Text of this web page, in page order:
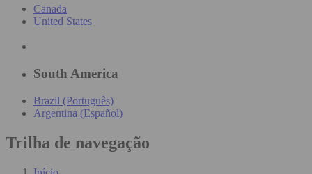
Canada
United States
South America
Brazil (Português)
Argentina (Español)
Trilha de navegação